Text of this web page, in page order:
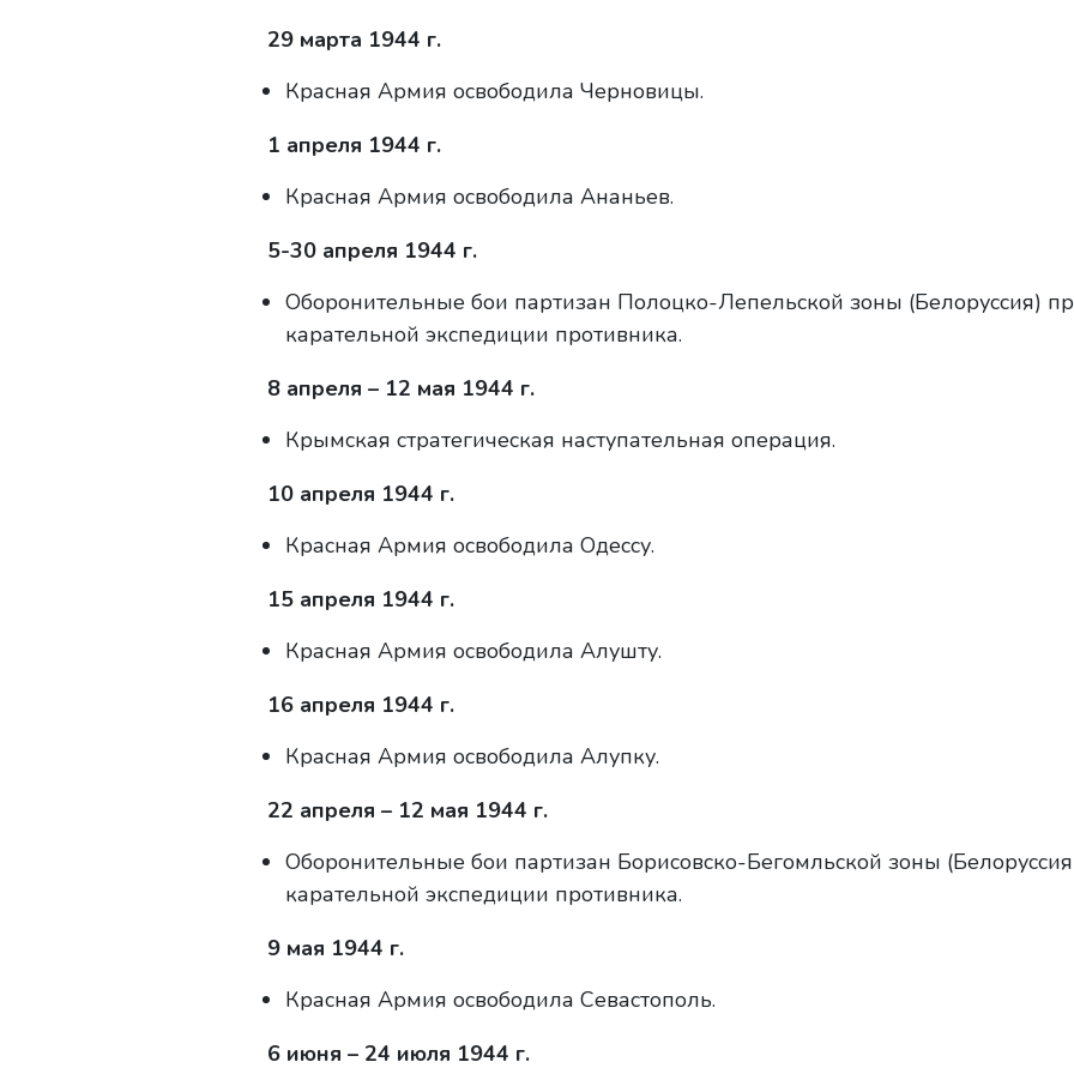
29 марта 1944 г.
Красная Армия освободила Черновицы.
1 апреля 1944 г.
Красная Армия освободила Ананьев.
5-30 апреля 1944 г.
Оборонительные бои партизан Полоцко-Лепельской зоны (Белоруссия)
карательной экспедиции противника.
8 апреля – 12 мая 1944 г.
Крымская стратегическая наступательная операция.
10 апреля 1944 г.
Красная Армия освободила Одессу.
15 апреля 1944 г.
Красная Армия освободила Алушту.
16 апреля 1944 г.
Красная Армия освободила Алупку.
22 апреля – 12 мая 1944 г.
Оборонительные бои партизан Борисовско-Бегомльской зоны
карательной экспедиции противника.
9 мая 1944 г.
Красная Армия освободила Севастополь.
6 июня – 24 июля 1944 г.